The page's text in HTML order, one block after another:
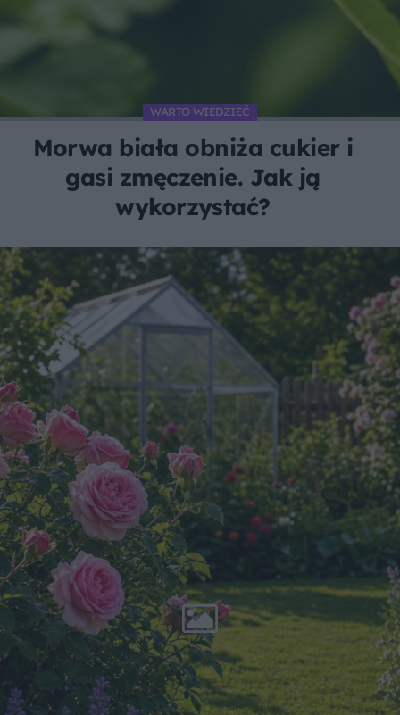
WARTO WIEDZIEĆ
Morwa biała obniża cukier i
gasi zmęczenie. Jak ją
wykorzystać?